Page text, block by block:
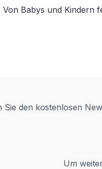
Babys und Kindern
Sie den kostenlosen
Um